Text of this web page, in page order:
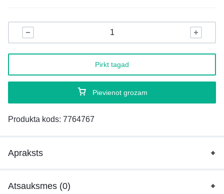
Pievienot grozam
Pirkt tagad
Produkta kods: 7764767
Apraksts
Atsauksmes (0)